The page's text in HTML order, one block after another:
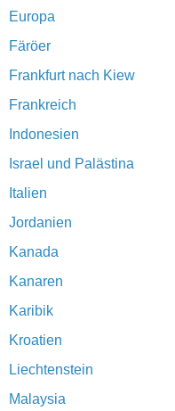
Europa
Färöer
Frankfurt nach Kiew
Frankreich
Indonesien
Israel und Palästina
Italien
Jordanien
Kanada
Kanaren
Karibik
Kroatien
Liechtenstein
Malaysia